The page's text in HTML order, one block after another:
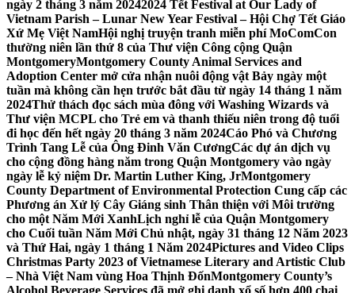
ngày 2 tháng 3 năm 20242024 Tết Festival at Our Lady of
Vietnam Parish – Lunar New Year Festival – Hội Chợ Tết Giáo
Xứ Mẹ Việt NamHội nghị truyện tranh miễn phí MoComCon
thường niên lần thứ 8 của Thư viện Công cộng Quận
MontgomeryMontgomery County Animal Services and
Adoption Center mở cửa nhận nuôi động vật Bảy ngày một
tuần mà không cần hẹn trước bắt đầu từ ngày 14 tháng 1 năm
2024Thử thách đọc sách mùa đông với Washing Wizards và
Thư viện MCPL cho Trẻ em và thanh thiếu niên trong độ tuổi
đi học đến hết ngày 20 tháng 3 năm 2024Cáo Phó và Chương
Trình Tang Lễ của Ông Đinh Văn CươngCác dự án dịch vụ
cho cộng đồng hàng năm trong Quận Montgomery vào ngày
ngày lễ kỷ niệm Dr. Martin Luther King, JrMontgomery
County Department of Environmental Protection Cung cấp các
Phương án Xử lý Cây Giáng sinh Thân thiện với Môi trường
cho một Năm Mới XanhLịch nghỉ lễ của Quận Montgomery
cho Cuối tuần Năm Mới Chủ nhật, ngày 31 tháng 12 Năm 2023
và Thứ Hai, ngày 1 tháng 1 Năm 2024Pictures and Video Clips
Christmas Party 2023 of Vietnamese Literary and Artistic Club
– Nhà Việt Nam vùng Hoa Thịnh ĐốnMontgomery County’s
Alcohol Beverage Services đã mở ghi danh xổ số hơn 400 chai